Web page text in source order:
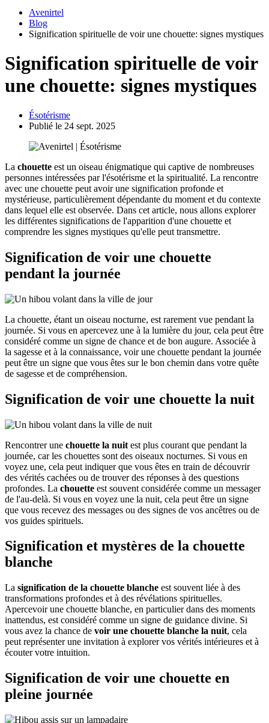
Avenirtel
Blog
Signification spirituelle de voir une chouette: signes mystiques
Signification spirituelle de voir
une chouette: signes mystiques
Ésotérisme
Publié le 24 sept. 2025
La chouette est un oiseau énigmatique qui captive de nombreuses
personnes intéressées par l'ésotérisme et la spiritualité. La rencontre
avec une chouette peut avoir une signification profonde et
mystérieuse, particulièrement dépendante du moment et du contexte
dans lequel elle est observée. Dans cet article, nous allons explorer
les différentes significations de l'apparition d'une chouette et
comprendre les signes mystiques qu'elle peut transmettre.
Signification de voir une chouette
pendant la journée
La chouette, étant un oiseau nocturne, est rarement vue pendant la
journée. Si vous en apercevez une à la lumière du jour, cela peut être
considéré comme un signe de chance et de bon augure. Associée à
la sagesse et à la connaissance, voir une chouette pendant la journée
peut être un signe que vous êtes sur le bon chemin dans votre quête
de sagesse et de compréhension.
Signification de voir une chouette la nuit
Rencontrer une chouette la nuit est plus courant que pendant la
journée, car les chouettes sont des oiseaux nocturnes. Si vous en
voyez une, cela peut indiquer que vous êtes en train de découvrir
des vérités cachées ou de trouver des réponses à des questions
profondes. La chouette est souvent considérée comme un messager
de l'au-delà. Si vous en voyez une la nuit, cela peut être un signe
que vous recevez des messages ou des signes de vos ancêtres ou de
vos guides spirituels.
Signification et mystères de la chouette
blanche
La signification de la chouette blanche est souvent liée à des
transformations profondes et à des révélations spirituelles.
Apercevoir une chouette blanche, en particulier dans des moments
inattendus, est considéré comme un signe de guidance divine. Si
vous avez la chance de voir une chouette blanche la nuit, cela
peut représenter une invitation à explorer vos vérités intérieures et à
écouter votre intuition.
Signification de voir une chouette en
pleine journée